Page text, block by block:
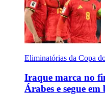
Eliminatórias da Copa
Iraque marca no
Árabes e segue